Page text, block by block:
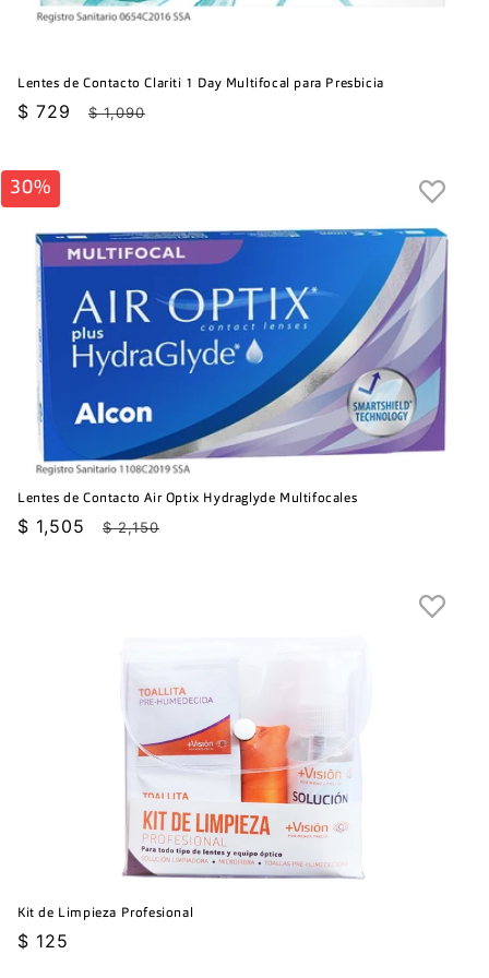
Lentes de Contacto Clariti 1 Day Multifocal para Presbicia
Precio
$ 729
Precio
$ 1,090
30%
Lentes de Contacto Air Optix Hydraglyde Multifocales
Precio
$ 1,505
Precio
$ 2,150
Kit de Limpieza Profesional
Precio
$ 125